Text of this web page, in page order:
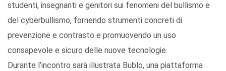
studenti, insegnanti e genitori sui fenomeni del bullismo e
del cyberbullismo, fornendo strumenti concreti di
prevenzione e contrasto e promuovendo un uso
consapevole e sicuro delle nuove tecnologie.
Durante l’incontro sarà illustrata Bublo, una piattaforma